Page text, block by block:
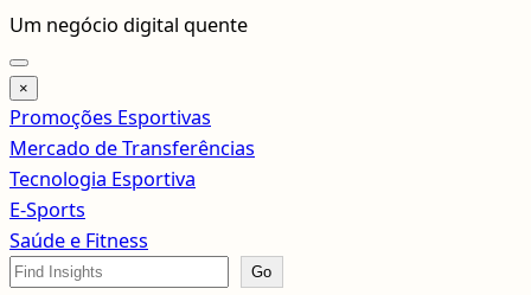
Pular
para
o
conteúdo
Um negócio digital quente
×
Promoções Esportivas
Mercado de Transferências
Tecnologia Esportiva
E-Sports
Saúde e Fitness
Search
Go